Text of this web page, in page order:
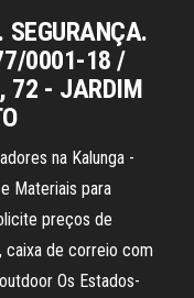
0001-18 /
72 - JARDIM
na Kalunga -
Materiais para
preços de
caixa de correio com
Os Estados-